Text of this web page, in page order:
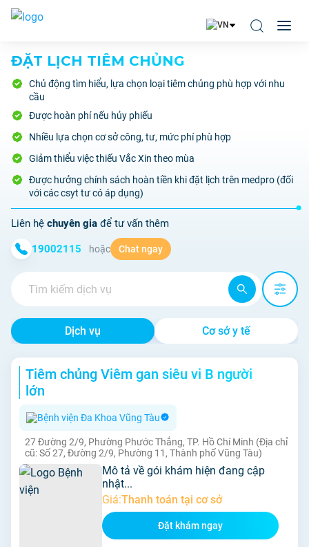
ĐẶT LỊCH TIÊM CHỦNG
Chủ động tìm hiểu, lựa chọn loại tiêm chủng phù hợp với nhu
cầu
Được hoàn phí nếu hủy phiếu
Nhiều lựa chọn cơ sở công, tư, mức phí phù hợp
Giảm thiểu việc thiếu Vắc Xin theo mùa
Được hưởng chính sách hoàn tiền khi đặt lịch trên medpro (đối
với các csyt tư có áp dụng)
Liên hệ chuyên gia để tư vấn thêm
19002115 hoặc Chat ngay
Dịch vụ Cơ sở y tế
Tiêm chủng Viêm gan siêu vi B người
lớn
Bệnh viện Đa Khoa Vũng Tàu
27 Đường 2/9, Phường Phước Thắng, TP. Hồ Chí Minh (Địa chỉ
cũ: Số 27, Đường 2/9, Phường 11, Thành phố Vũng Tàu)
Mô tả về gói khám hiện đang cập
nhật...
Giá:Thanh toán tại cơ sở
Đặt khám ngay